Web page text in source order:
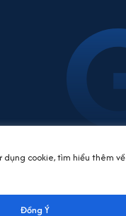
dụng cookie, tìm hiểu thêm về
Đồng Ý